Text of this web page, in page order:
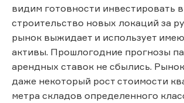
видим готовности инвестировать в
строительство новых локаций за
рынок выжидает и использует
активы. Прошлогодние прогнозы
арендных ставок не сбылись.
даже некоторый рост стоимости
метра складов определенного